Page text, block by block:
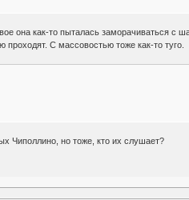
она как-то пыталась заморачиваться с
С массовостью тоже как-то туго.
Чиполлино, но тоже, кто их слушает?